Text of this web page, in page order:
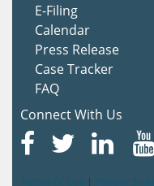
E-Filing
Calendar
Press Release
Case Tracker
FAQ
Connect With Us
|